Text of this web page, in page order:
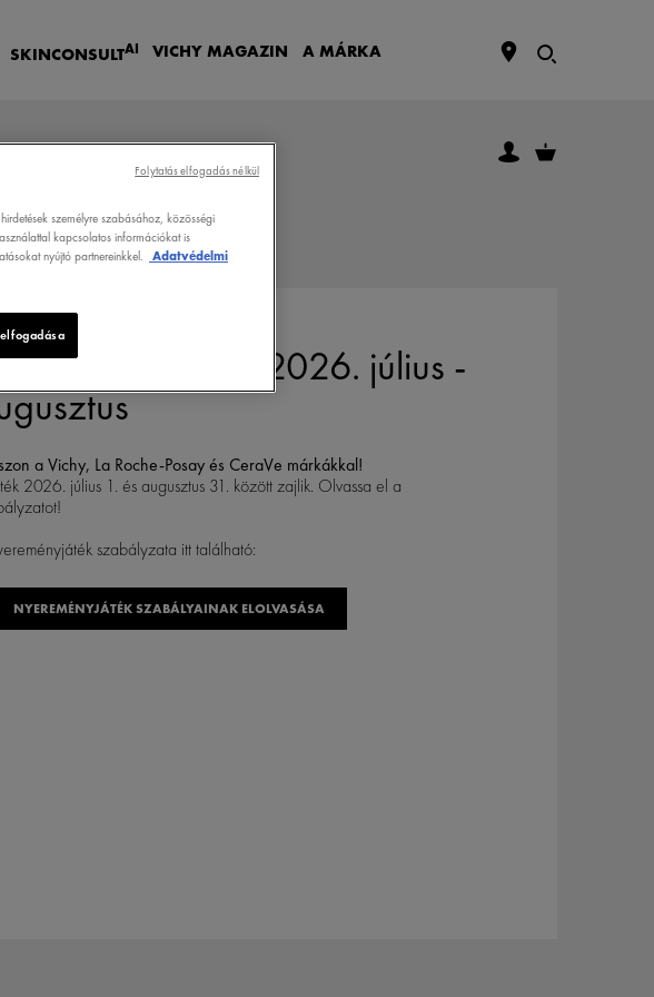
SKINCONSULTAI VICHY MAGAZIN A MÁRKA
– 2026. július -
a Vichy, La Roche-Posay és CeraVe márkákkal!
2026. július 1. és augusztus 31. között zajlik. Olvassa el a
szabályzata itt található:
NYEREMÉNYJÁTÉK SZABÁLYAINAK ELOLVASÁSA
személyre szabásához, közösségi
kapcsolatos információkat is
nyújtó partnereinkkel.
Adatvédelmi
Folytatás elfogadás nélkül